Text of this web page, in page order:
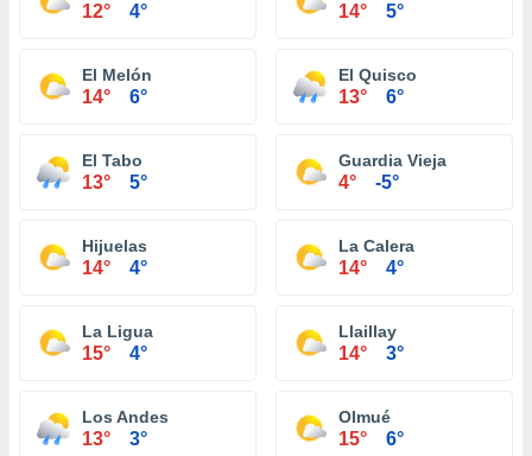
12° 4° 14° 5°
El Melón
14° 6°
El Quisco
13° 6°
El Tabo
13° 5°
Guardia Vieja
4° -5°
Hijuelas
14° 4°
La Calera
14° 4°
La Ligua
15° 4°
Llaillay
14° 3°
Los Andes
13° 3°
Olmué
15° 6°